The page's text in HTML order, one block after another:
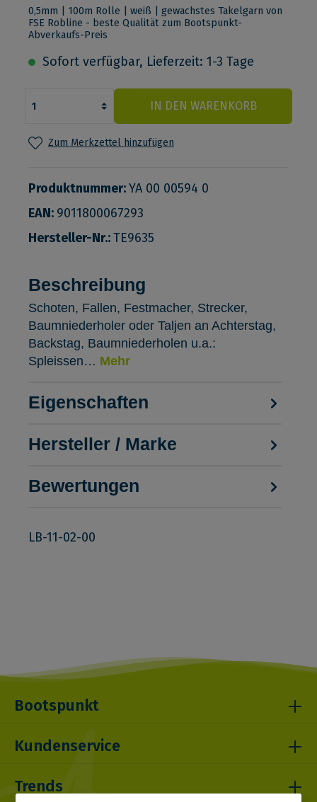
0,5mm | 100m Rolle | weiß | gewachstes Takelgarn von
FSE Robline - beste Qualität zum Bootspunkt-
Abverkaufs-Preis
Sofort verfügbar, Lieferzeit: 1-3 Tage
IN DEN WARENKORB
Zum Merkzettel hinzufügen
Produktnummer:YA 00 00594 0
EAN: 9011800067293
Hersteller-Nr.:TE9635
Beschreibung
Schoten, Fallen, Festmacher, Strecker,
Baumniederholer oder Taljen an Achterstag,
Backstag, Baumniederholen u.a.:
Spleissen… Mehr
Eigenschaften
Hersteller / Marke
Bewertungen
LB-11-02-00
Bootspunkt
Kundenservice
Trends